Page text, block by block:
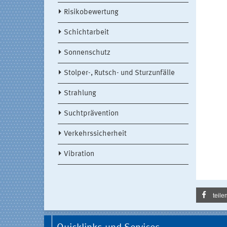
Risikobewertung
Schichtarbeit
Sonnenschutz
Stolper-, Rutsch- und Sturzunfälle
Strahlung
Suchtprävention
Verkehrssicherheit
Vibration
teilen